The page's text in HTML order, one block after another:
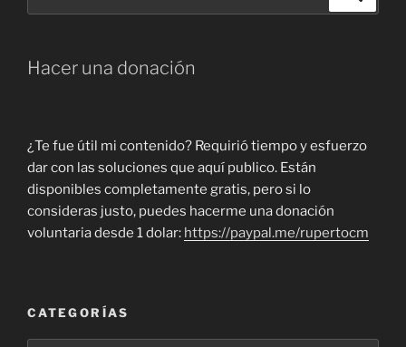
Hacer una donación
¿Te fue útil mi contenido? Requirió tiempo y esfuerzo
dar con las soluciones que aquí publico. Están
disponibles completamente gratis, pero si lo
consideras justo, puedes hacerme una donación
voluntaria desde 1 dolar: https://paypal.me/rupertocm
CATEGORÍAS